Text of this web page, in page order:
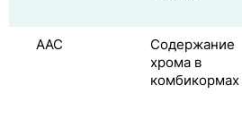
ААС
Содержание
хрома в
комбикормах